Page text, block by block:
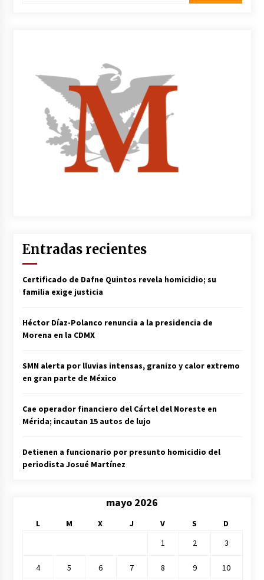
Entradas recientes
Certificado de Dafne Quintos revela homicidio; su
familia exige justicia
Héctor Díaz-Polanco renuncia a la presidencia de
Morena en la CDMX
SMN alerta por lluvias intensas, granizo y calor extremo
en gran parte de México
Cae operador financiero del Cártel del Noreste en
Mérida; incautan 15 autos de lujo
Detienen a funcionario por presunto homicidio del
periodista Josué Martínez
mayo 2026
L M X J V S
D
1
2 3
4 5 6 7 8 9 10